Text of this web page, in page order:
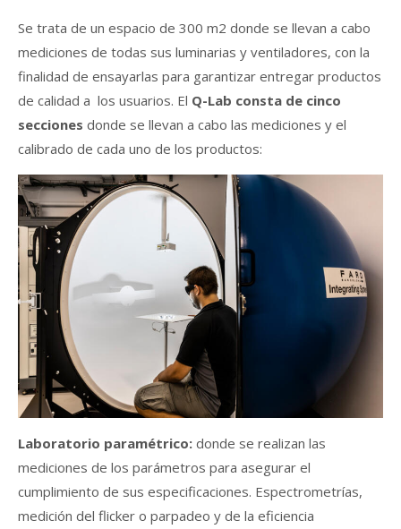
Se trata de un espacio de 300 m2 donde se llevan a cabo
mediciones de todas sus luminarias y ventiladores, con la
finalidad de ensayarlas para garantizar entregar productos
de calidad a los usuarios. El Q-Lab consta de cinco
secciones donde se llevan a cabo las mediciones y el
calibrado de cada uno de los productos:
Laboratorio paramétrico: donde se realizan las
mediciones de los parámetros para asegurar el
cumplimiento de sus especificaciones. Espectrometrías,
medición del flicker o parpadeo y de la eficiencia